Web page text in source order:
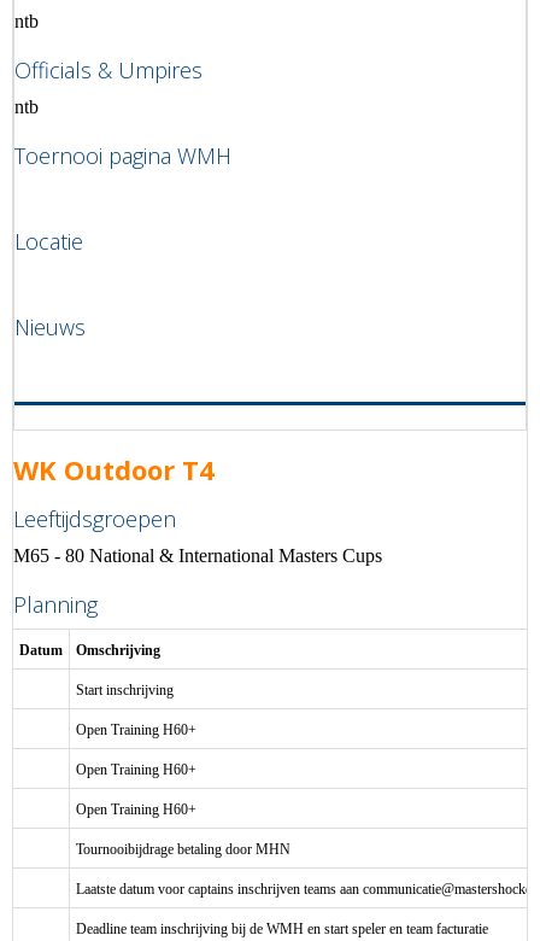
ntb
Officials & Umpires
ntb
Toernooi pagina WMH
Locatie
Nieuws
WK Outdoor T4
Leeftijdsgroepen
M65 - 80 National & International Masters Cups
Planning
Datum Omschrijving
Start inschrijving
Open Training H60+
Open Training H60+
Open Training H60+
Tournooibijdrage betaling door MHN
Laatste datum voor captains inschrijven teams aan eitacinummoc
Deadline team inschrijving bij de WMH en start speler en team facturatie